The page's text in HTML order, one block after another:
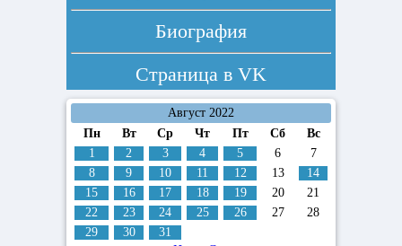
Биография
Страница в VK
Август 2022
Пн
Вт Ср Чт Пт Сб
Вс
1
2 3 4 5 6
7
8
9 10 11 12 13
14
15
16 17 18 19 20
21
22
23 24 25 26 27
28
29
30
31